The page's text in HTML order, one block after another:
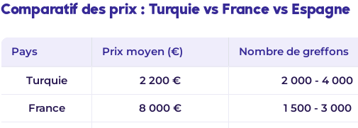
Comparatif des prix : Turquie vs France vs Espagne
Pays Prix moyen (€) Nombre de greffons
Turquie 2 200 € 2 000 - 4 000
France 8 000 € 1 500 - 3 000